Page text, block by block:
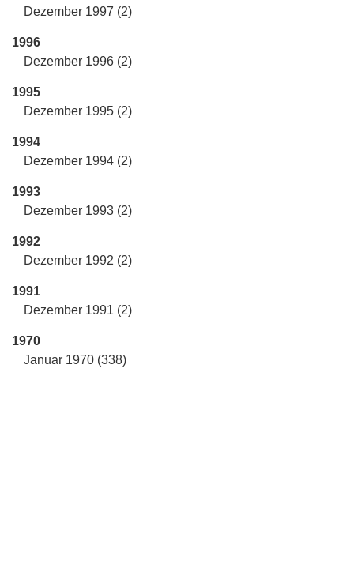
Dezember 1997 (2)
1996
Dezember 1996 (2)
1995
Dezember 1995 (2)
1994
Dezember 1994 (2)
1993
Dezember 1993 (2)
1992
Dezember 1992 (2)
1991
Dezember 1991 (2)
1970
Januar 1970 (338)